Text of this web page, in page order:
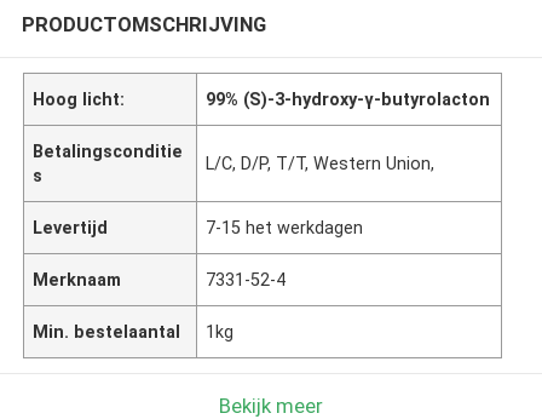
PRODUCTOMSCHRIJVING
Hoog licht: 99% (S)-3-hydroxy-γ-butyrolacton
Betalingsconditie
s
L/C, D/P, T/T, Western Union,
Levertijd 7-15 het werkdagen
Merknaam 7331-52-4
Min. bestelaantal 1kg
Bekijk meer